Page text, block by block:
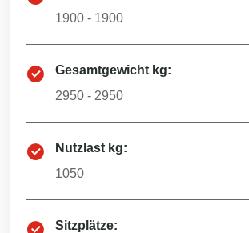
1900 - 1900
Gesamtgewicht kg:
2950 - 2950
Nutzlast kg:
1050
Sitzplätze: